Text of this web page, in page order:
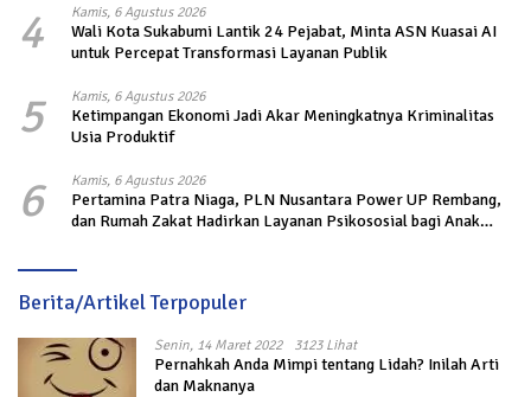
4 Kamis, 6 Agustus 2026
Wali Kota Sukabumi Lantik 24 Pejabat, Minta ASN Kuasai AI
untuk Percepat Transformasi Layanan Publik
5 Kamis, 6 Agustus 2026
Ketimpangan Ekonomi Jadi Akar Meningkatnya Kriminalitas
Usia Produktif
6 Kamis, 6 Agustus 2026
Pertamina Patra Niaga, PLN Nusantara Power UP Rembang,
dan Rumah Zakat Hadirkan Layanan Psikososial bagi Anak
Berita/Artikel Terpopuler
Senin, 14 Maret 2022 3123 Lihat
Pernahkah Anda Mimpi tentang Lidah? Inilah Arti
dan Maknanya